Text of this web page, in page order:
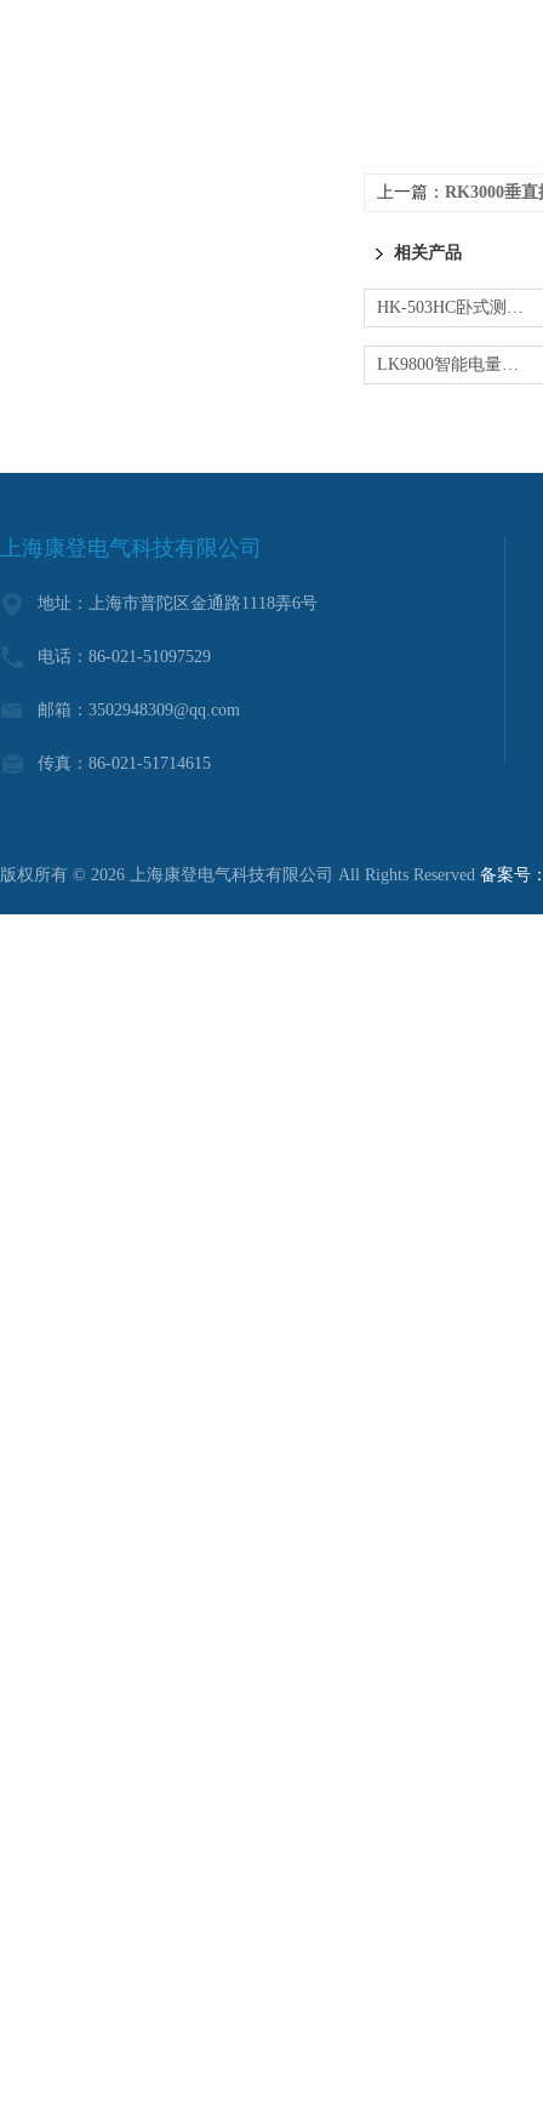
上一篇： RK3000垂
相关产品
HK-503HC卧式测试机台
LK9800智能电量测量仪
上海康登电气科技有限公司
地址：上海市普陀区金通路1118弄6号
电话：86-021-51097529
邮箱：3502948309@qq.com
传真：86-021-51714615
版权所有 © 2026 上海康登电气科技有限公司 All Rights Reserved 备案号